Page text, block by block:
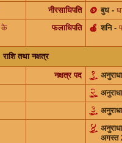
नीरसाधिपति बुध
🪙 -
के
फलाधिपति शनि
🍎 -
राशि तथा नक्षत्र
नक्षत्र पद
अगस्त